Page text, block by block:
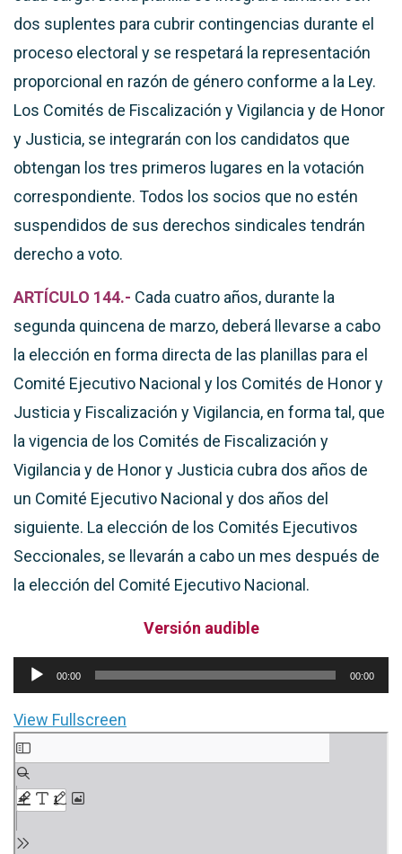
dos suplentes para cubrir contingencias durante el
proceso electoral y se respetará la representación
proporcional en razón de género conforme a la Ley.
Los Comités de Fiscalización y Vigilancia y de Honor
y Justicia, se integrarán con los candidatos que
obtengan los tres primeros lugares en la votación
correspondiente. Todos los socios que no estén
suspendidos de sus derechos sindicales tendrán
derecho a voto.
ARTÍCULO 144.- Cada cuatro años, durante la
segunda quincena de marzo, deberá llevarse a cabo
la elección en forma directa de las planillas para el
Comité Ejecutivo Nacional y los Comités de Honor y
Justicia y Fiscalización y Vigilancia, en forma tal, que
la vigencia de los Comités de Fiscalización y
Vigilancia y de Honor y Justicia cubra dos años de
un Comité Ejecutivo Nacional y dos años del
siguiente. La elección de los Comités Ejecutivos
Seccionales, se llevarán a cabo un mes después de
la elección del Comité Ejecutivo Nacional.
Versión audible
Reproductor
de
audio
00:00 00:00
View Fullscreen
Saltar
al
contenido
del
PDF